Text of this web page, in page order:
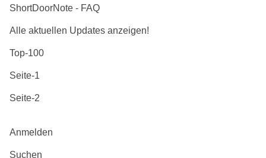
ShortDoorNote - FAQ
Alle aktuellen Updates anzeigen!
Top-100
Seite-1
Seite-2
Anmelden
Suchen